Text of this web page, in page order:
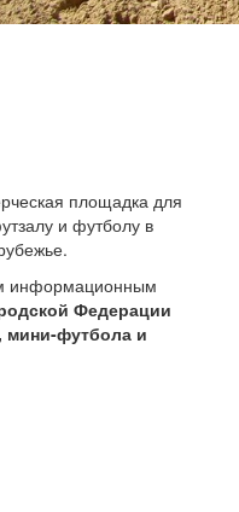
площадка для
и футболу в
информационным
Федерации
мини-футбола и